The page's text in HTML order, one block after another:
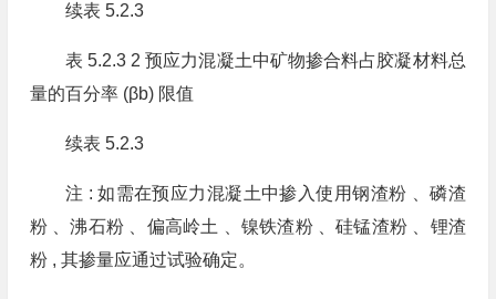
续表 5.2.3
表 5.2.3 2 预应力混凝土中矿物掺合料占胶凝材料总
量的百分率 (βb) 限值
续表 5.2.3
注 : 如需在预应力混凝土中掺入使用钢渣粉 、磷渣
粉 、沸石粉 、偏高岭土 、镍铁渣粉 、硅锰渣粉 、锂渣
粉 , 其掺量应通过试验确定。